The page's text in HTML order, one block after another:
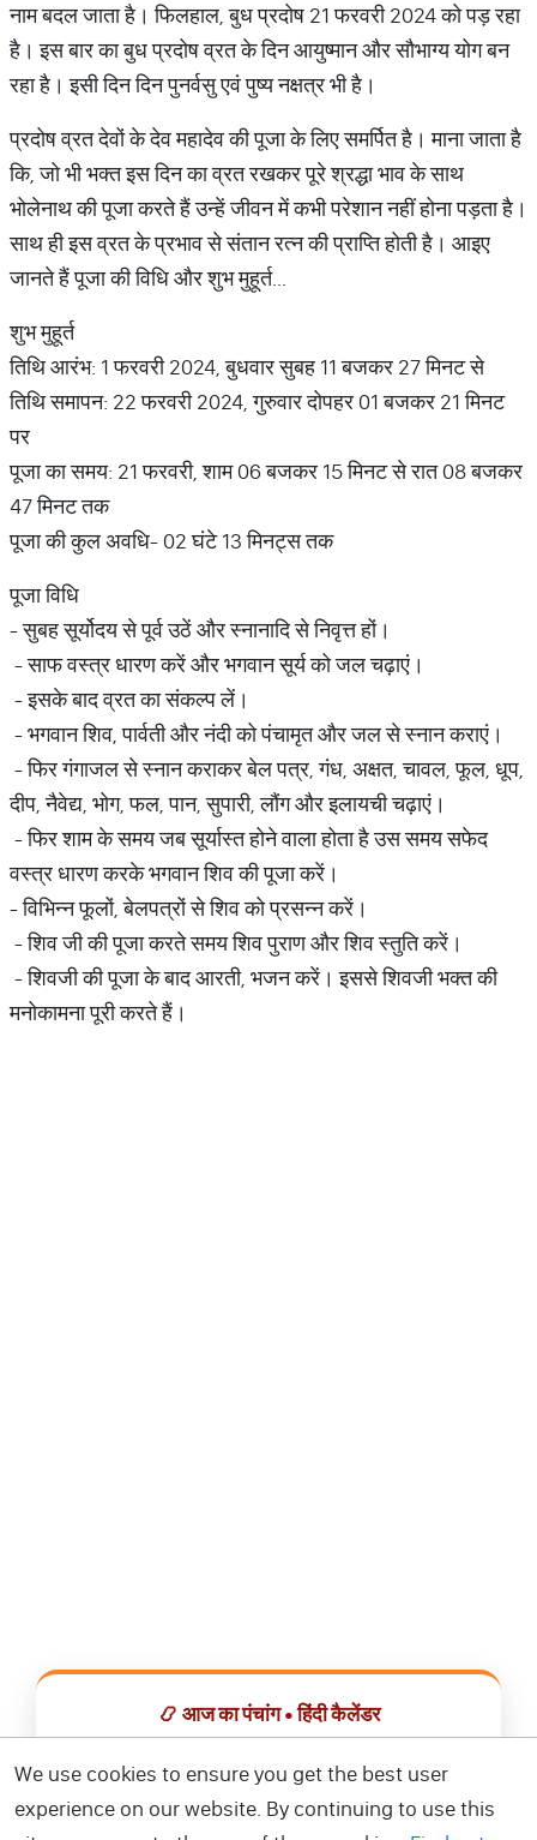
नाम बदल जाता है। फिलहाल, बुध प्रदोष 21 फरवरी 2024 को पड़ रहा
है। इस बार का बुध प्रदोष व्रत के दिन आयुष्मान और सौभाग्य योग बन
रहा है। इसी दिन दिन पुनर्वसु एवं पुष्य नक्षत्र भी है।
प्रदोष व्रत देवों के देव महादेव की पूजा के लिए समर्पित है। माना जाता है
कि, जो भी भक्त इस दिन का व्रत रखकर पूरे श्रद्धा भाव के साथ
भोलेनाथ की पूजा करते हैं उन्हें जीवन में कभी परेशान नहीं होना पड़ता है।
साथ ही इस व्रत के प्रभाव से संतान रत्न की प्राप्ति होती है। आइए
जानते हैं पूजा की विधि और शुभ मुहूर्त...
शुभ मुहूर्त
तिथि आरंभ: 1 फरवरी 2024, बुधवार सुबह 11 बजकर 27 मिनट से
तिथि समापन: 22 फरवरी 2024, गुरुवार दोपहर 01 बजकर 21 मिनट
पर
पूजा का समय: 21 फरवरी, शाम 06 बजकर 15 मिनट से रात 08 बजकर
47 मिनट तक
पूजा की कुल अवधि- 02 घंटे 13 मिनट्स तक
पूजा विधि
- सुबह सूर्योदय से पूर्व उठें और स्नानादि से निवृत्त हों।
- साफ वस्त्र धारण करें और भगवान सूर्य को जल चढ़ाएं।
- इसके बाद व्रत का संकल्प लें।
- भगवान शिव, पार्वती और नंदी को पंचामृत और जल से स्नान कराएं।
- फिर गंगाजल से स्नान कराकर बेल पत्र, गंध, अक्षत, चावल, फूल, धूप,
दीप, नैवेद्य, भोग, फल, पान, सुपारी, लौंग और इलायची चढ़ाएं।
- फिर शाम के समय जब सूर्यास्त होने वाला होता है उस समय सफेद
वस्त्र धारण करके भगवान शिव की पूजा करें।
- विभिन्न फूलों, बेलपत्रों से शिव को प्रसन्न करें।
- शिव जी की पूजा करते समय शिव पुराण और शिव स्तुति करें।
- शिवजी की पूजा के बाद आरती, भजन करें। इससे शिवजी भक्त की
मनोकामना पूरी करते हैं।
📿 आज का पंचांग • हिंदी कैलेंडर
📅 हिंदी कैलेंडर ऐप डाउनलोड करें
We use cookies to ensure you get the best user
experience on our website. By continuing to use this